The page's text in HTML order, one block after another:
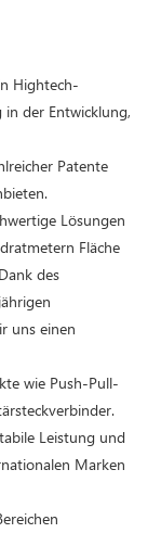
Hightech-
der Entwicklung,
Patente
Lösungen
Fläche
des
uns einen
wie Push-Pull-
Leistung und
Marken